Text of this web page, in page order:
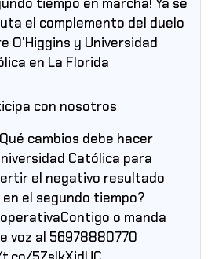
el complemento del duelo
O'Higgins y Universidad
en La Florida
con nosotros
cambios debe hacer
Católica para
el negativo resultado
el segundo tiempo?
o manda
voz al 56978880770